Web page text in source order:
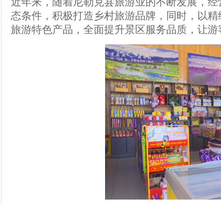
态条件，积极打造乡村旅游品牌，同时，以
旅游特色产品，全面提升景区服务品质，让